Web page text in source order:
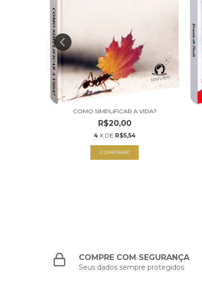
COMO SIMPLIFICAR A VIDA?
R$20,00
4 X DE R$5,54
COMPRE COM SEGURANÇA
Seus dados sempre protegidos